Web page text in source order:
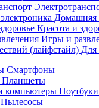
Домашняя
Красота и
Игры и
Для
Смартфоны
Планшеты
Пылесосы